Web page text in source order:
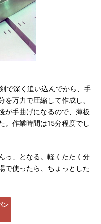
で深く追い込んでから、手
万力で圧縮して作成し、
が手曲げになるので、薄板
。作業時間は15分程度でし
っ」となる。軽くたたく分
で使ったら、ちょっとした
ン